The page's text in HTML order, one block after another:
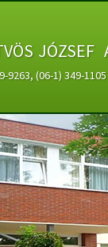
9263, (06-1) 349-